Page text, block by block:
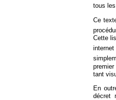
tous
Ce
Cette
tant
En
décret